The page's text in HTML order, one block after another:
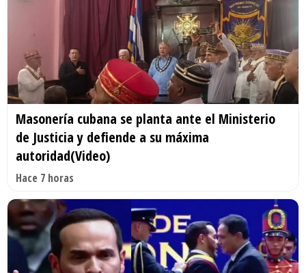
Masonería cubana se planta ante el Ministerio
de Justicia y defiende a su máxima
autoridad(Video)
Hace 7 horas